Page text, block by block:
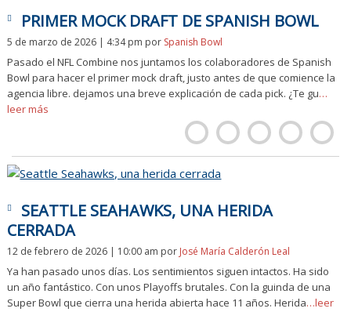
PRIMER MOCK DRAFT DE SPANISH BOWL
5 de marzo de 2026 | 4:34 pm por Spanish Bowl
Pasado el NFL Combine nos juntamos los colaboradores de Spanish
Bowl para hacer el primer mock draft, justo antes de que comience la
agencia libre. dejamos una breve explicación de cada pick. ¿Te gu…
leer más
SEATTLE SEAHAWKS, UNA HERIDA
CERRADA
12 de febrero de 2026 | 10:00 am por José María Calderón Leal
Ya han pasado unos días. Los sentimientos siguen intactos. Ha sido
un año fantástico. Con unos Playoffs brutales. Con la guinda de una
Super Bowl que cierra una herida abierta hace 11 años. Herida…leer